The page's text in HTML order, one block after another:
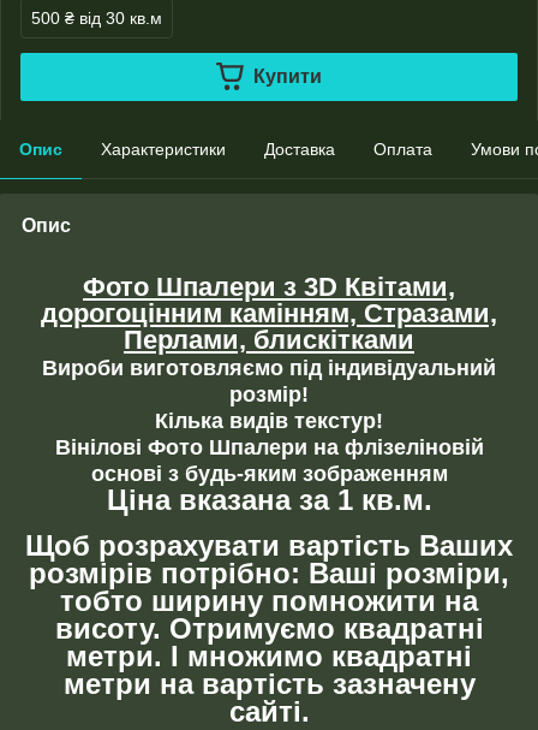
500 ₴ від 30 кв.м
Купити
Опис Характеристики Доставка Оплата Умови
Опис
Фото Шпалери з 3D Квітами,
дорогоцінним камінням, Стразами,
Перлами, блискітками
Вироби виготовляємо під індивідуальний
розмір!
Кілька видів текстур!
Вінілові Фото Шпалери на флізеліновій
основі з будь-яким зображенням
Ціна вказана за 1 кв.м.
Щоб розрахувати вартість Ваших
розмірів потрібно: Ваші розміри,
тобто ширину помножити на
висоту. Отримуємо квадратні
метри. І множимо квадратні
метри на вартість зазначену
сайті.